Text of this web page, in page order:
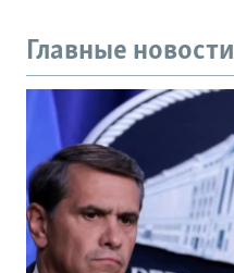
Главные новости